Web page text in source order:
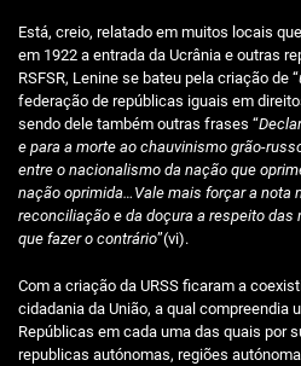
Está, creio, relatado em muitos locais
em 1922 a entrada da Ucrânia e outras
RSFSR, Lenine se bateu pela criação de “
federação de repúblicas iguais em
sendo dele também outras frases “
e para a morte ao chauvinismo grão-
entre o nacionalismo da nação que
nação oprimida…Vale mais forçar a nota
reconciliação e da doçura a respeito das
que fazer o contrário”(vi).
Com a criação da URSS ficaram a
cidadania da União, a qual compreendia
Repúblicas em cada uma das quais por
republicas autónomas, regiões